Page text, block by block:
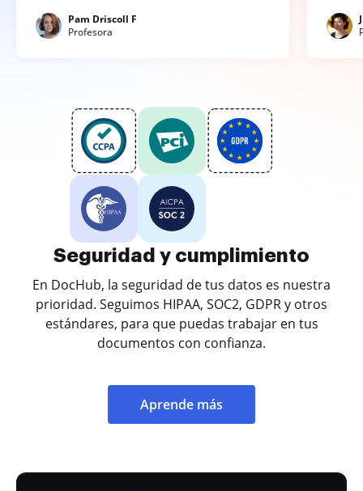
Pam Driscoll F
Profesora
Seguridad y cumplimiento
En DocHub, la seguridad de tus datos es nuestra
prioridad. Seguimos HIPAA, SOC2, GDPR y otros
estándares, para que puedas trabajar en tus
documentos con confianza.
Aprende más